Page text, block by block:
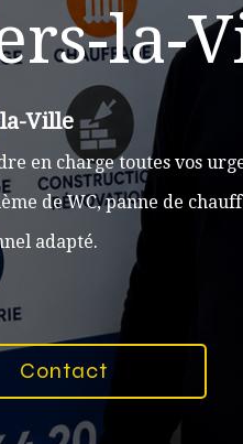
la-
Ville
en charge toutes vos
de WC, panne de
adapté.
Contact